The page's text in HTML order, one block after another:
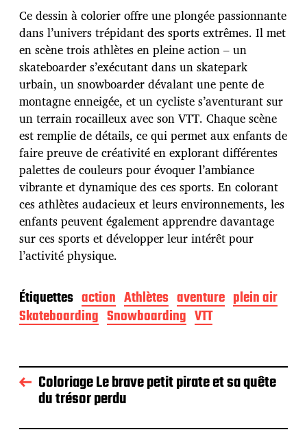
e
d
e
p
u
b
l
i
c
a
t
i
o
n
Ce dessin à colorier offre une plongée passionnante
dans l’univers trépidant des sports extrêmes. Il met
en scène trois athlètes en pleine action – un
skateboarder s’exécutant dans un skatepark
urbain, un snowboarder dévalant une pente de
montagne enneigée, et un cycliste s’aventurant sur
un terrain rocailleux avec son VTT. Chaque scène
est remplie de détails, ce qui permet aux enfants de
faire preuve de créativité en explorant différentes
palettes de couleurs pour évoquer l’ambiance
vibrante et dynamique des ces sports. En colorant
ces athlètes audacieux et leurs environnements, les
enfants peuvent également apprendre davantage
sur ces sports et développer leur intérêt pour
l’activité physique.
Étiquettes action Athlètes aventure plein air
Skateboarding Snowboarding VTT
Coloriage Le brave petit pirate et sa quête
du trésor perdu